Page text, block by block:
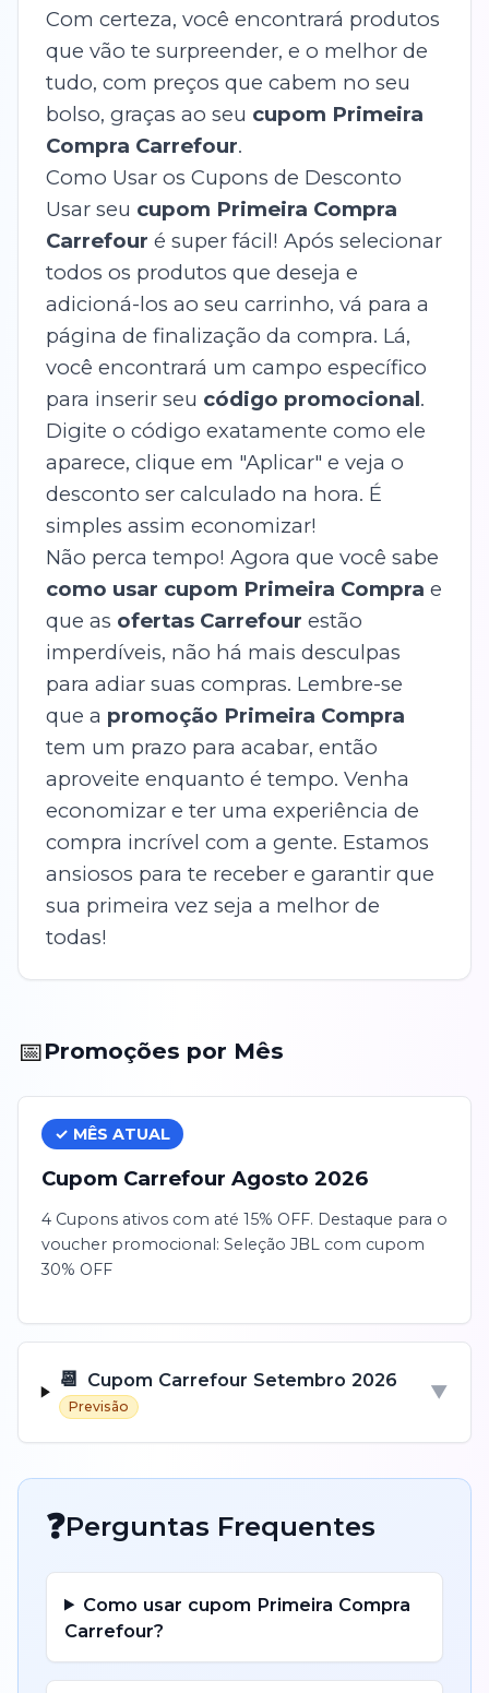
Com certeza, você encontrará produtos
que vão te surpreender, e o melhor de
tudo, com preços que cabem no seu
bolso, graças ao seu cupom Primeira
Compra Carrefour.
Como Usar os Cupons de Desconto
Usar seu cupom Primeira Compra
Carrefour é super fácil! Após selecionar
todos os produtos que deseja e
adicioná-los ao seu carrinho, vá para a
página de finalização da compra. Lá,
você encontrará um campo específico
para inserir seu código promocional.
Digite o código exatamente como ele
aparece, clique em "Aplicar" e veja o
desconto ser calculado na hora. É
simples assim economizar!
Não perca tempo! Agora que você sabe
como usar cupom Primeira Compra e
que as ofertas Carrefour estão
imperdíveis, não há mais desculpas
para adiar suas compras. Lembre-se
que a promoção Primeira Compra
tem um prazo para acabar, então
aproveite enquanto é tempo. Venha
economizar e ter uma experiência de
compra incrível com a gente. Estamos
ansiosos para te receber e garantir que
sua primeira vez seja a melhor de
todas!
📅Promoções por Mês
✓ MÊS ATUAL
Cupom Carrefour Agosto 2026
4 Cupons ativos com até 15% OFF. Destaque para o
voucher promocional: Seleção JBL com cupom
30% OFF
📆 Cupom Carrefour Setembro 2026
Previsão
▼
❓Perguntas Frequentes
Como usar cupom Primeira Compra
Carrefour?